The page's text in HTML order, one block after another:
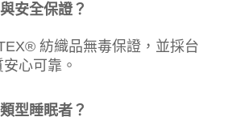
安全保證？
紡織品無毒保證，並採台
心可靠。
型睡眠者？